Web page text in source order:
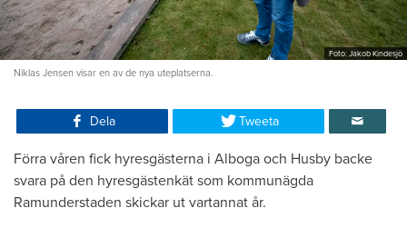
Foto: Jakob Kindesjö
Niklas Jensen visar en av de nya uteplatserna.
Dela Tweeta
Förra våren fick hyresgästerna i Alboga och Husby backe
svara på den hyresgästenkät som kommunägda
Ramunderstaden skickar ut vartannat år.